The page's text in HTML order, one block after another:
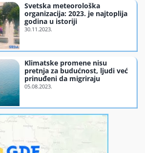
Svetska meteorološka
organizacija: 2023. je najtoplija
godina u istoriji
Klimatske promene nisu
pretnja za budućnost, ljudi već
prinuđeni da migriraju